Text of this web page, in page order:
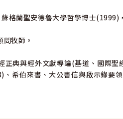
格蘭聖安德魯大學哲學博士(1999)
牧師。
典與經外文獻導論(基道、國際聖
希伯來書、大公書信與啟示錄要